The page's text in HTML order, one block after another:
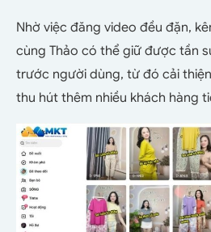
Nhờ việc đăng video đều đặn,
cùng Thảo có thể giữ được tần
trước người dùng, từ đó cải
thu hút thêm nhiều khách hàng